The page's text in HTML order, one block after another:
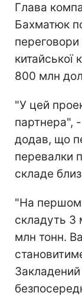
Глава
Бахматюк
переговори
китайської
800 млн дол
"У цей
партнера",
додав, що
перевалки
складе
"На
складуть 3
млн тонн.